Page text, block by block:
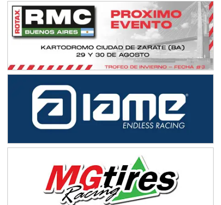
NORESTE SANTAFESINO - F6
Ciudad de Avellaneda (Asfalto)
Avellaneda (Santa Fe)
SUR SANTAFESINO - F4
Rufino (Santa Fe)
TUCUMANO - F5
Juan Navarro (Asfalto)
El Timbó (Tucumán)